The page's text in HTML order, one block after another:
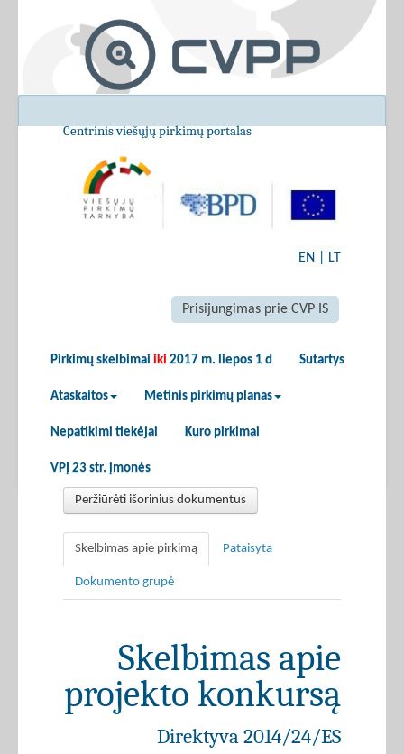
Centrinis viešųjų pirkimų portalas
EN LT
Prisijungimas prie CVP IS
Pirkimų skelbimai iki 2017 m. liepos 1 d Sutartys
Ataskaitos Metinis pirkimų planas
Nepatikimi tiekėjai Kuro pirkimai
VPĮ 23 str. įmonės
Peržiūrėti išorinius dokumentus
Skelbimas apie pirkimą Pataisyta
Dokumento grupė
Skelbimas apie
projekto konkursą
Direktyva 2014/24/ES